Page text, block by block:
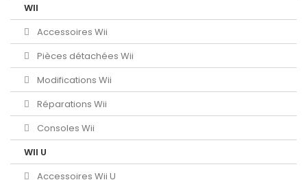
WII
Accessoires Wii
Pièces détachées Wii
Modifications Wii
Réparations Wii
Consoles Wii
WII U
Accessoires Wii U